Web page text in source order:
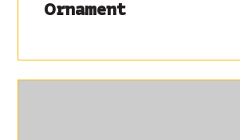
Ornament